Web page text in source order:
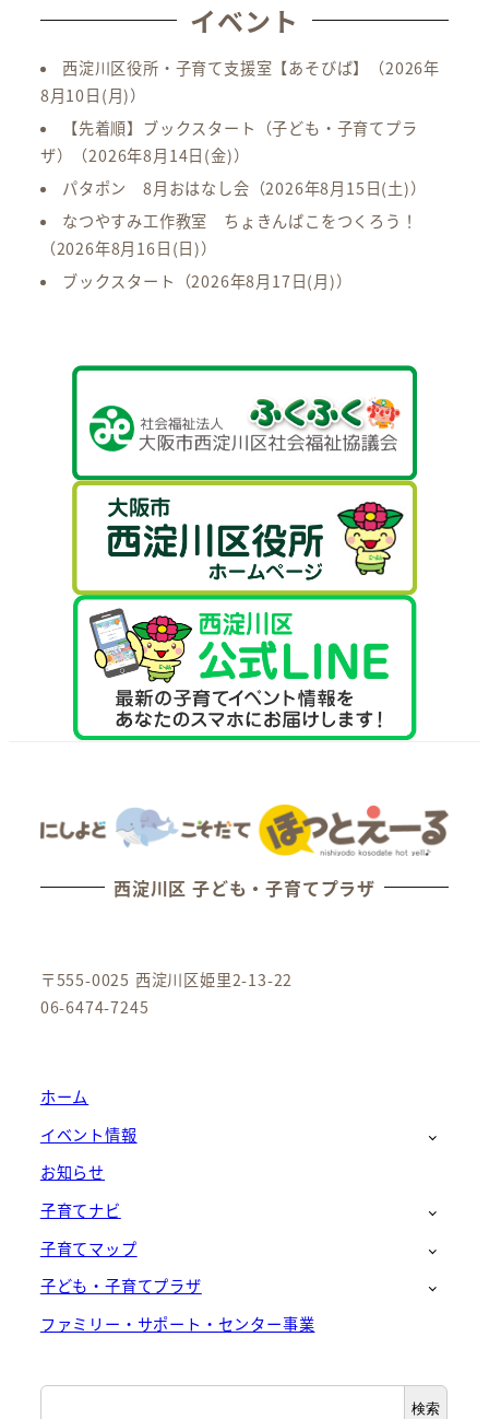
イベント
西淀川区役所・子育て支援室【あそびば】
（2026年
8月10日(月)）
【先着順】ブックスタート（子ども・子育てプラ
ザ）
（2026年8月14日(金)）
パタポン 8月おはなし会 （2026年8月15日(土)）
なつやすみ工作教室 ちょきんばこをつくろう！
（2026年8月16日(日)）
ブックスタート
（2026年8月17日(月)）
西淀川区 子ども・子育てプラザ
〒555-0025 西淀川区姫里2-13-22
06-6474-7245
ホーム
イベント情報
お知らせ
子育てナビ
子育てマップ
子ども・子育てプラザ
ファミリー・サポート・センター事業
検
検索